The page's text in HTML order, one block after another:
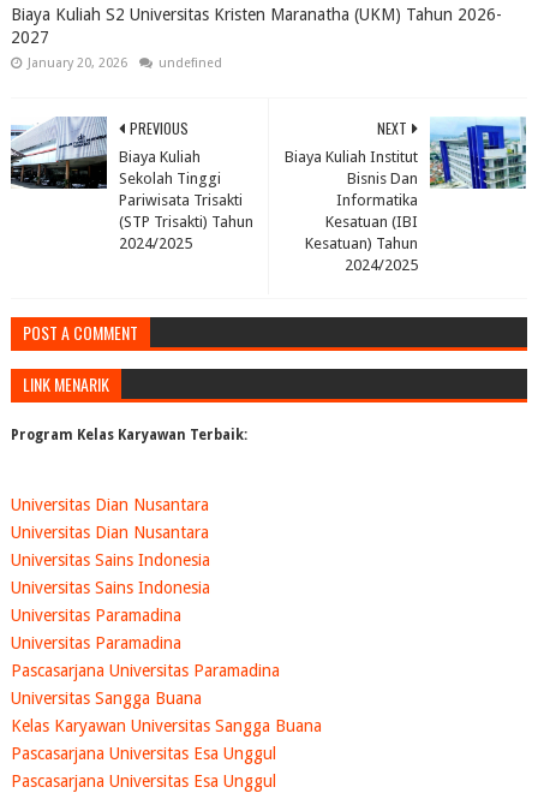
Biaya Kuliah S2 Universitas Kristen Maranatha (UKM) Tahun 2026-
2027
January 20, 2026 undefined
NEXT
Biaya Kuliah Institut
Bisnis Dan
Informatika
Kesatuan (IBI
Kesatuan) Tahun
2024/2025
PREVIOUS
Biaya Kuliah
Sekolah Tinggi
Pariwisata Trisakti
(STP Trisakti) Tahun
2024/2025
POST A COMMENT
LINK MENARIK
Program Kelas Karyawan Terbaik:
Universitas Dian Nusantara
Universitas Dian Nusantara
Universitas Sains Indonesia
Universitas Sains Indonesia
Universitas Paramadina
Universitas Paramadina
Pascasarjana Universitas Paramadina
Universitas Sangga Buana
Kelas Karyawan Universitas Sangga Buana
Pascasarjana Universitas Esa Unggul
Pascasarjana Universitas Esa Unggul